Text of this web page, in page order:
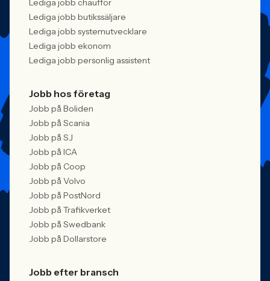
Lediga jobb chaufför
Lediga jobb butikssäljare
Lediga jobb systemutvecklare
Lediga jobb ekonom
Lediga jobb personlig assistent
Jobb hos företag
Jobb på Boliden
Jobb på Scania
Jobb på SJ
Jobb på ICA
Jobb på Coop
Jobb på Volvo
Jobb på PostNord
Jobb på Trafikverket
Jobb på Swedbank
Jobb på Dollarstore
Jobb efter bransch